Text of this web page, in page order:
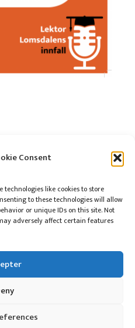
Consent
technologies like cookies to store
to these technologies will allow
or unique IDs on this site. Not
adversely affect certain features
920 712 312 MVA